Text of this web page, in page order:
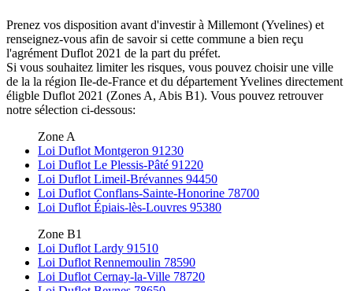
Prenez vos disposition avant d'investir à Millemont (Yvelines) et
renseignez-vous afin de savoir si cette commune a bien reçu
l'agrément Duflot 2021 de la part du préfet.
Si vous souhaitez limiter les risques, vous pouvez choisir une ville
de la la région Ile-de-France et du département Yvelines directement
éligble Duflot 2021 (Zones A, Abis B1). Vous pouvez retrouver
notre sélection ci-dessous:
Zone A
Loi Duflot Montgeron 91230
Loi Duflot Le Plessis-Pâté 91220
Loi Duflot Limeil-Brévannes 94450
Loi Duflot Conflans-Sainte-Honorine 78700
Loi Duflot Épiais-lès-Louvres 95380
Zone B1
Loi Duflot Lardy 91510
Loi Duflot Rennemoulin 78590
Loi Duflot Cernay-la-Ville 78720